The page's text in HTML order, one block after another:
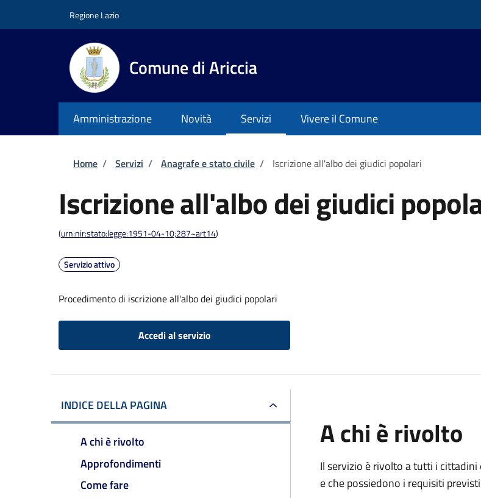
Regione Lazio
Comune di Ariccia
Amministrazione Novità Servizi Vivere il Comune
Briciole di pane
Home / Servizi / Anagrafe e stato civile / Iscrizione all'albo dei giudici popolari
Iscrizione all'albo dei giudici
(urn:nir:stato:legge:1951-04-10;287~art14)
Servizio attivo
Procedimento di iscrizione all'albo dei giudici popolari
Accedi al servizio
INDICE DELLA PAGINA
A chi è rivolto
Approfondimenti
Come fare
A chi è rivolto
Il servizio è rivolto a tutti i
e che possiedono i requisiti